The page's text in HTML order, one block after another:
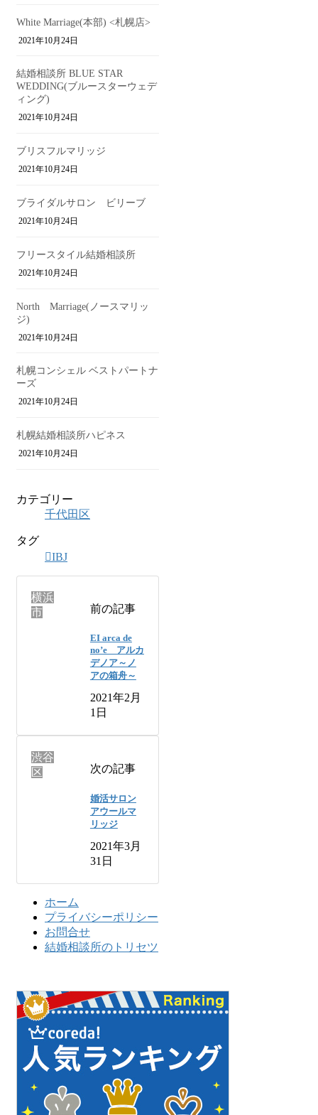
White Marriage(本部) <札幌店>
2021年10月24日
結婚相談所 BLUE STAR
WEDDING(ブルースターウェデ
ィング)
2021年10月24日
ブリスフルマリッジ
2021年10月24日
ブライダルサロン ビリーブ
2021年10月24日
フリースタイル結婚相談所
2021年10月24日
North Marriage(ノースマリッ
ジ)
2021年10月24日
札幌コンシェル ベストパートナ
ーズ
2021年10月24日
札幌結婚相談所ハピネス
2021年10月24日
カテゴリー
千代田区
タグ
IBJ
横浜
市
前の記事
EI arca de
no’e アルカ
デノア～ノ
アの箱舟～
2021年2月
1日
渋谷
区
次の記事
婚活サロン
アウールマ
リッジ
2021年3月
31日
ホーム
プライバシーポリシー
お問合せ
結婚相談所のトリセツ